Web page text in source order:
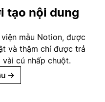
tạo nội dung
mẫu Notion, được
và thậm chí được trả
cú nhấp chuột.
→